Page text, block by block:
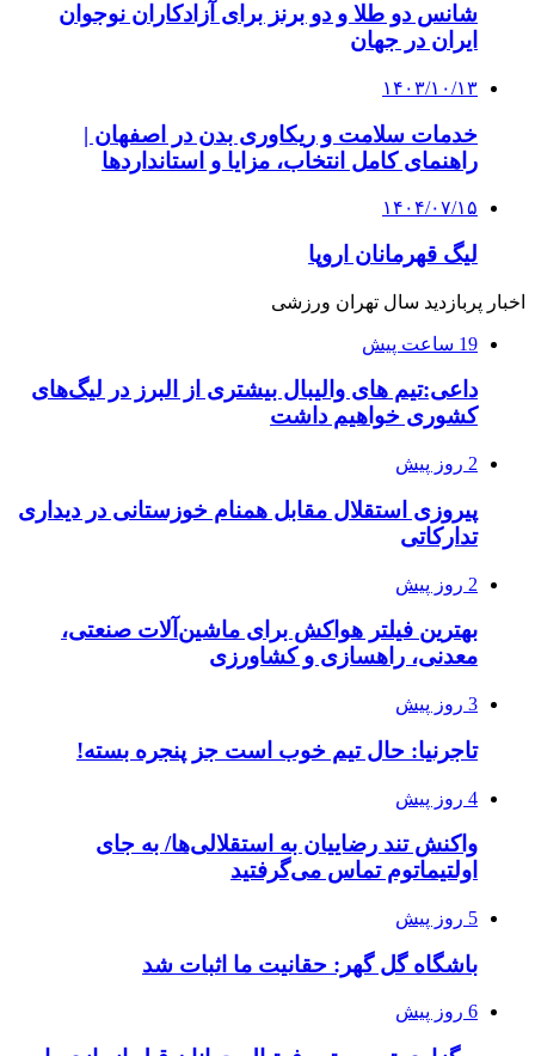
شانس دو طلا و دو برنز برای آزادکاران نوجوان
ایران در جهان
۱۴۰۳/۱۰/۱۳
خدمات سلامت و ریکاوری بدن در اصفهان |
راهنمای کامل انتخاب، مزایا و استانداردها
۱۴۰۴/۰۷/۱۵
لیگ قهرمانان اروپا
اخبار پربازدید سال تهران ورزشی
19 ساعت پیش
داعی:تیم های والیبال بیشتری از البرز در لیگ‌های
کشوری خواهیم داشت
2 روز پیش
پیروزی استقلال مقابل همنام خوزستانی در دیداری
تدارکاتی
2 روز پیش
بهترین فیلتر هواکش برای ماشین‌آلات صنعتی،
معدنی، راهسازی و کشاورزی
3 روز پیش
تاجرنیا: حال تیم خوب است جز پنجره بسته!
4 روز پیش
واکنش تند رضاییان به استقلالی‌ها/ به جای
اولتیماتوم تماس می‌گرفتید
5 روز پیش
باشگاه گل گهر: حقانیت ما اثبات شد
6 روز پیش